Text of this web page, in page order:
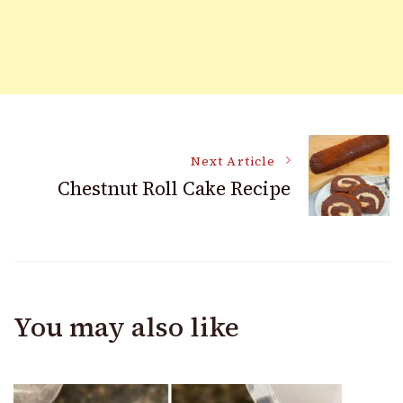
Next Article
Chestnut Roll Cake Recipe
You may also like